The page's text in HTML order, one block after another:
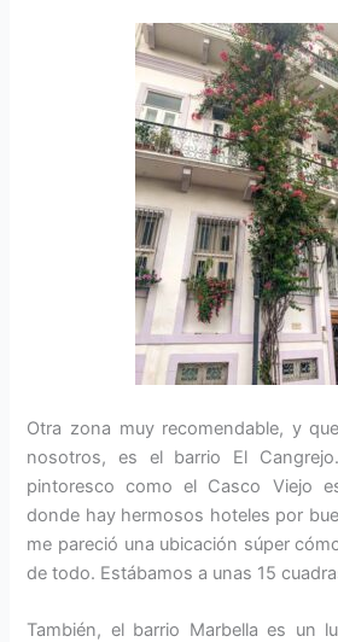
Otra zona muy recomendable, y
nosotros, es el barrio El
pintoresco como el Casco Viejo
donde hay hermosos hoteles por
me pareció una ubicación súper
de todo. Estábamos a unas 15
También, el barrio Marbella es un